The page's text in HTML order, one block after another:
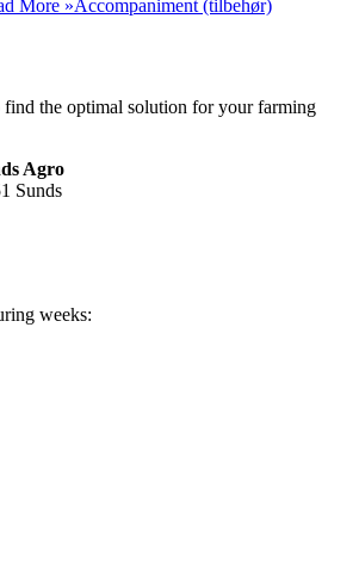
More »Accompaniment (tilbehør)
find the optimal solution for your farming
Agro
Sunds
weeks: